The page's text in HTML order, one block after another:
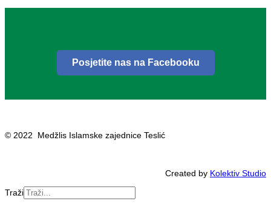
Posjetite nas na Facebooku
© 2022 Medžlis Islamske zajednice Teslić
Created by Kolektiv Studio
Traži